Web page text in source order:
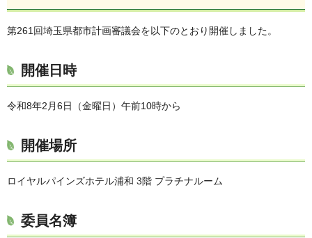
第261回埼玉県都市計画審議会を以下のとおり開催しました。
開催日時
令和8年2月6日（金曜日）午前10時から
開催場所
ロイヤルパインズホテル浦和 3階 プラチナルーム
委員名簿